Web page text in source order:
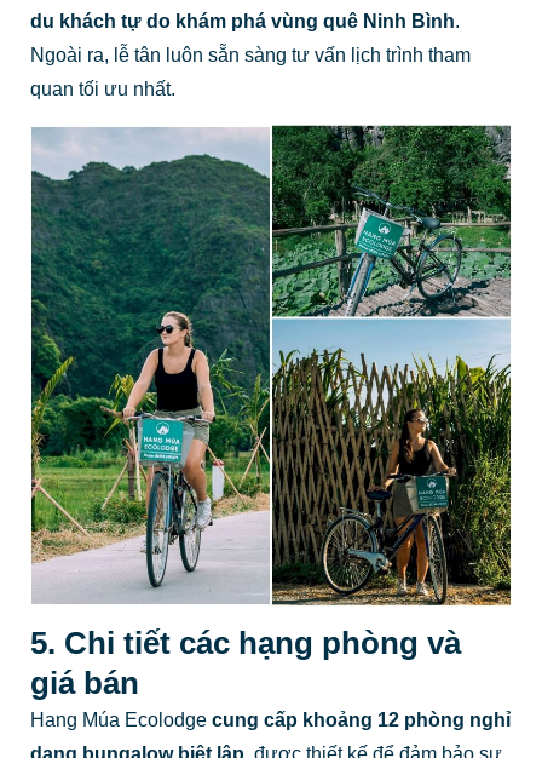
du khách tự do khám phá vùng quê Ninh Bình.
Ngoài ra, lễ tân luôn sẵn sàng tư vấn lịch trình tham
quan tối ưu nhất.
5. Chi tiết các hạng phòng và
giá bán
Hang Múa Ecolodgecung cấp khoảng 12 phòng nghỉ
dạng bungalow biệt lập, được thiết kế để đảm bảo sự